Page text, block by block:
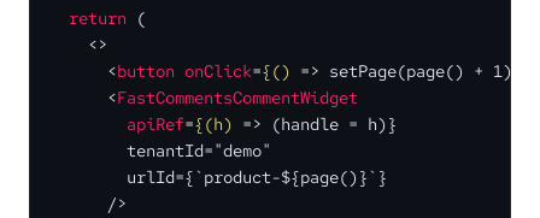
return (
<>
<button onClick={() => setPage(page() +
<FastCommentsCommentWidget
apiRef={(h) => (handle = h)}
        tenantId="demo"
        urlId={`product-${page()}`}
      />